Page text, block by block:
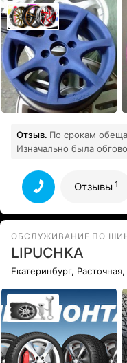
Отзыв. По срокам
Изначально была
выдают чеки, значит
Отсутствует
неизвестную карту.
Необоснованно
сервис. Советую присмотреться налоговой к данному
сервису!Все отзывы 1
Отзывы 1
ОБСЛУЖИВАНИЕ ПО
LIPUCHKA
Екатеринбург,